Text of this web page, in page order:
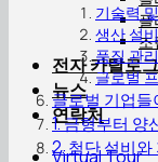
플
조
전자 카탈로그
뉴스
연락처
Virtual Tour
기술력
생산 설비
품질 관
글로벌
글로벌 기업들
1. 금형부터 양
2. 첨단 설비